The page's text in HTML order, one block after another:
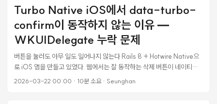
를 다루는 챗봇에서는 RAG만으로 부족하다는 것이었다. 수백 페이지짜
리 서류를 청킹하고, 임베딩하고, 벡터 DB에 넣고, 리랭킹까지 해봤다. 결
과는? AI에게 책의 요약본을 주고 “전체 내용에 대해 완전하게 답해라"고
하는 것과 같았다. ...
Turbo Native iOS에서 data-turbo-
confirm이 동작하지 않는 이유 —
WKUIDelegate 누락 문제
버튼을 눌러도 아무 일도 일어나지 않는다 Rails 8 + Hotwire Native으
로 iOS 앱을 만들고 있었다. 웹에서는 잘 동작하는 삭제 버튼이 네이티브
앱에서는 완전히 먹통이었다. <%= button_to "삭제",
2026-03-22 00:00 · 10분 소요· Seunghan